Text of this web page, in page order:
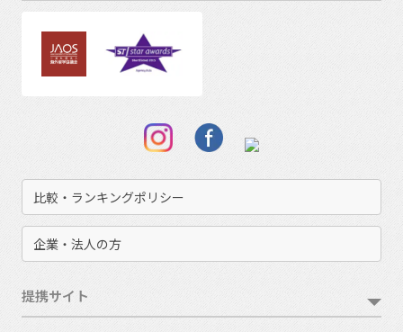
比較・ランキングポリシー
企業・法人の方
提携サイト